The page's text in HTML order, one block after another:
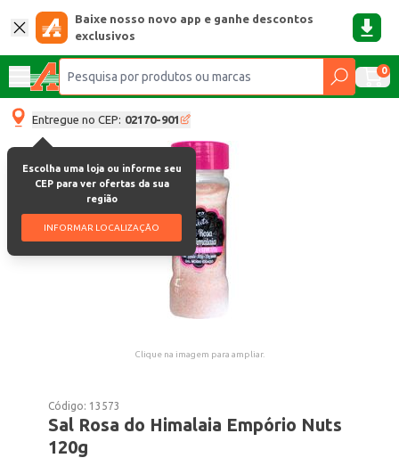
Baixe nosso novo app e ganhe descontos
exclusivos
0
Entregue no CEP: 02170-901
Escolha uma loja ou informe seu
CEP para ver ofertas da sua
região
INFORMAR LOCALIZAÇÃO
Clique na imagem para ampliar.
Código: 13573
Sal Rosa do Himalaia Empório Nuts
120g